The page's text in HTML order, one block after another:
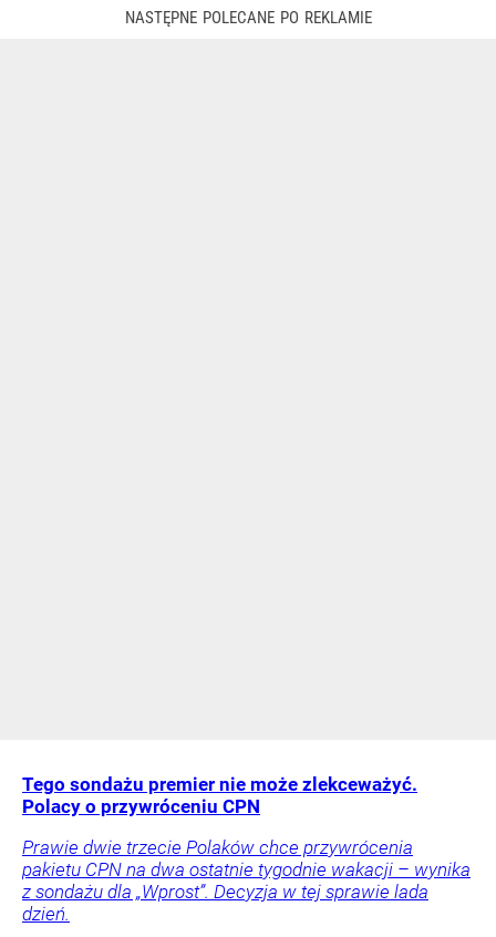
Tego sondażu premier nie może zlekceważyć.
Polacy o przywróceniu CPN
Prawie dwie trzecie Polaków chce przywrócenia
pakietu CPN na dwa ostatnie tygodnie wakacji – wynika
z sondażu dla „Wprost”. Decyzja w tej sprawie lada
dzień.